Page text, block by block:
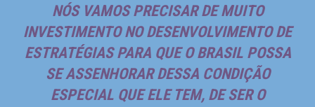
NÓS VAMOS PRECISAR DE MUITO
INVESTIMENTO NO DESENVOLVIMENTO DE
ESTRATÉGIAS PARA QUE O BRASIL POSSA
SE ASSENHORAR DESSA CONDIÇÃO
ESPECIAL QUE ELE TEM, DE SER O